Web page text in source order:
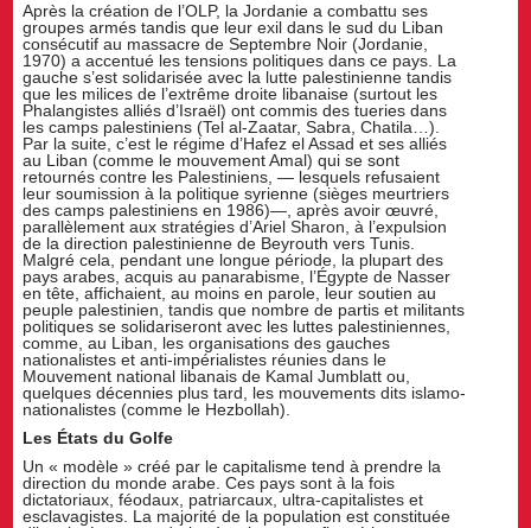
Après la création de l’OLP, la Jordanie a combattu ses
groupes armés tandis que leur exil dans le sud du Liban
consécutif au massacre de Septembre Noir (Jordanie,
1970) a accentué les tensions politiques dans ce pays. La
gauche s’est solidarisée avec la lutte palestinienne tandis
que les milices de l’extrême droite libanaise (surtout les
Phalangistes alliés d’Israël) ont commis des tueries dans
les camps palestiniens (Tel al-Zaatar, Sabra, Chatila…).
Par la suite, c’est le régime d’Hafez el Assad et ses alliés
au Liban (comme le mouvement Amal) qui se sont
retournés contre les Palestiniens, — lesquels refusaient
leur soumission à la politique syrienne (sièges meurtriers
des camps palestiniens en 1986)—, après avoir œuvré,
parallèlement aux stratégies d’Ariel Sharon, à l’expulsion
de la direction palestinienne de Beyrouth vers Tunis.
Malgré cela, pendant une longue période, la plupart des
pays arabes, acquis au panarabisme, l’Égypte de Nasser
en tête, affichaient, au moins en parole, leur soutien au
peuple palestinien, tandis que nombre de partis et militants
politiques se solidariseront avec les luttes palestiniennes,
comme, au Liban, les organisations des gauches
nationalistes et anti-impérialistes réunies dans le
Mouvement national libanais de Kamal Jumblatt ou,
quelques décennies plus tard, les mouvements dits islamo-
nationalistes (comme le Hezbollah).
Les États du Golfe
Un « modèle » créé par le capitalisme tend à prendre la
direction du monde arabe. Ces pays sont à la fois
dictatoriaux, féodaux, patriarcaux, ultra-capitalistes et
esclavagistes. La majorité de la population est constituée